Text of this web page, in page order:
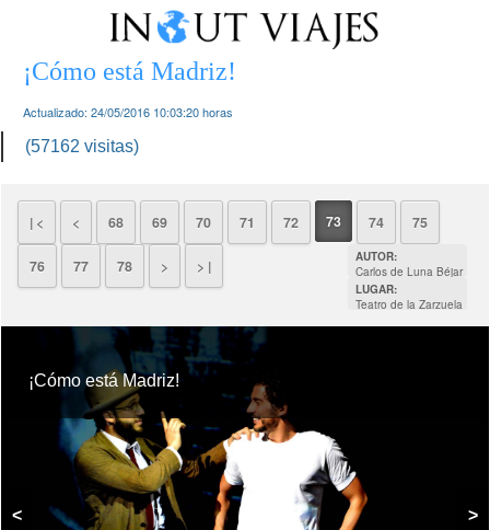
¡Cómo está Madriz!
Actualizado: 24/05/2016 10:03:20horas
(57162 visitas)
| < < 68 69 70 71 72 73 74 75
76 77 78 > > |
AUTOR:
Carlos de Luna Béjar
LUGAR:
Teatro de la Zarzuela
¡Cómo está Madriz!
< >